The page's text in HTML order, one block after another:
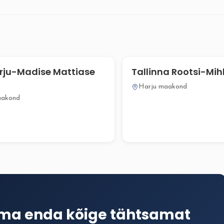
Madise Mattiase Tallinna Rootsi-
Harju maakond
enda kõige tähtsamat